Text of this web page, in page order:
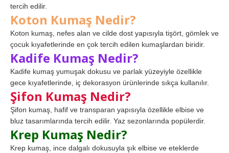
tercih edilir.
Koton Kumaş Nedir?
Koton kumaş, nefes alan ve cilde dost yapısıyla tişört, gömlek ve
çocuk kıyafetlerinde en çok tercih edilen kumaşlardan biridir.
Kadife Kumaş Nedir?
Kadife kumaş yumuşak dokusu ve parlak yüzeyiyle özellikle
gece kıyafetlerinde, iç dekorasyon ürünlerinde sıkça kullanılır.
Şifon Kumaş Nedir?
Şifon kumaş, hafif ve transparan yapısıyla özellikle elbise ve
bluz tasarımlarında tercih edilir. Yaz sezonlarında popülerdir.
Krep Kumaş Nedir?
Krep kumaş, ince dalgalı dokusuyla şık elbise ve eteklerde